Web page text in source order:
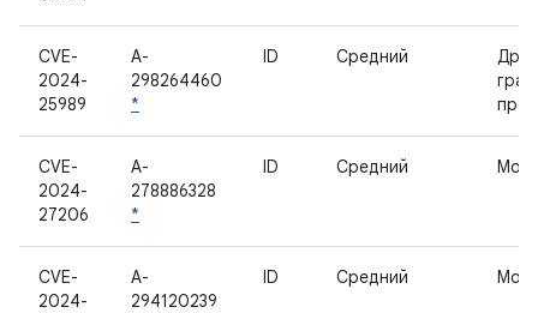
CVE-
2024-
25989
A-
298264460
*
ID Средний
CVE-
2024-
27206
A-
278886328
*
ID Средний
CVE-
2024-
A-
294120239
ID Средний